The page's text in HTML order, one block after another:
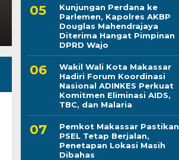
Kunjungan Perdana ke
Parlemen, Kapolres AKBP
Douglas Mahendrajaya
Diterima Hangat Pimpinan
DPRD Wajo
Wakil Wali Kota Makassar
Hadiri Forum Koordinasi
Nasional ADINKES Perkuat
Komitmen Eliminasi AIDS,
TBC, dan Malaria
Pemkot Makassar Pastikan
PSEL Tetap Berjalan,
Penetapan Lokasi Masih
Dibahas